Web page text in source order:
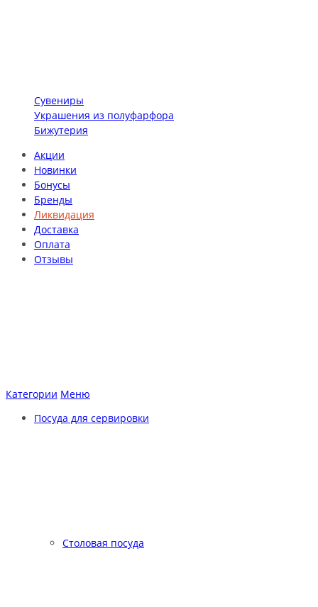
Сувениры
Украшения из полуфарфора
Бижутерия
Акции
Новинки
Бонусы
Бренды
Ликвидация
Доставка
Оплата
Отзывы
Категории Меню
Посуда для сервировки
Столовая посуда